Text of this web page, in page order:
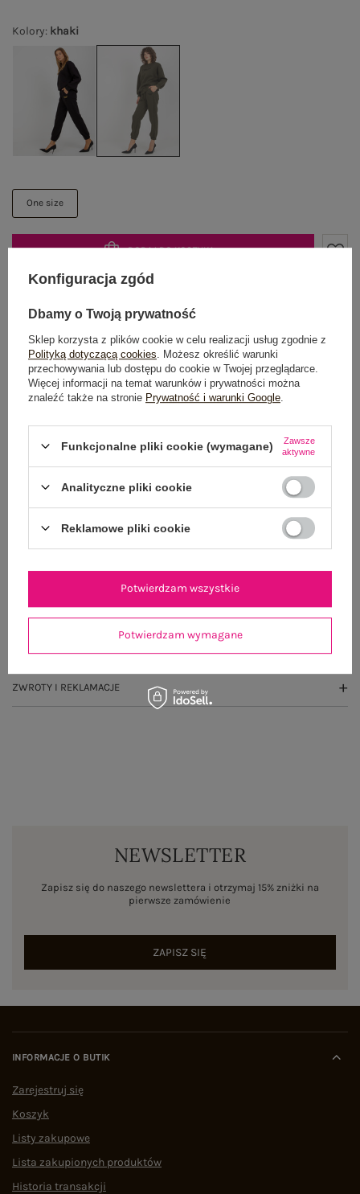
Kolory: khaki
One size
DODAJ DO KOSZYKA
Możesz kupić także poprzez:
Dostawaod 7,99 zł
Do darmowej dostawy brakuje 200,00 zł
Wysyłka wponiedziałek
OPIS PRODUKTU
GŁÓWNE PARAMETRY
OPINIE O PRODUKCIE (0)
ZWROTY I REKLAMACJE
NEWSLETTER
Zapisz się do naszego newslettera i otrzymaj 15% zniżki na
pierwsze zamówienie
ZAPISZ SIĘ
INFORMACJE O BUTIK
Zarejestruj się
Koszyk
Listy zakupowe
Lista zakupionych produktów
Historia transakcji
Konfiguracja zgód
Dbamy o Twoją prywatność
Sklep korzysta z plików cookie w celu realizacji usług zgodnie z
Polityką dotyczącą cookies . Możesz określić warunki
przechowywania lub dostępu do cookie w Twojej przeglądarce.
Więcej informacji na temat warunków i prywatności można
znaleźć także na stronie Prywatność i warunki Google
Funkcjonalne pliki cookie (wymagane)
Zawsze
aktywne
Analityczne pliki cookie
Reklamowe pliki cookie
Potwierdzam wymagane
Potwierdzam wszystkie